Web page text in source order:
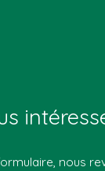
nous